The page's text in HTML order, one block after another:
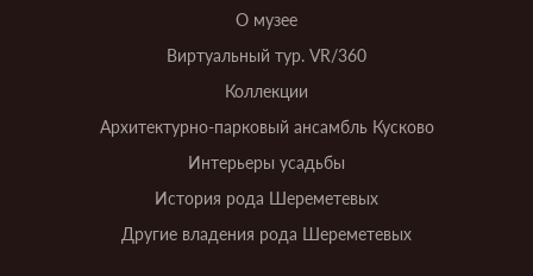
О музее
Виртуальный тур. VR/360
Коллекции
Архитектурно-парковый ансамбль Кусково
Интерьеры усадьбы
История рода Шереметевых
Другие владения рода Шереметевых